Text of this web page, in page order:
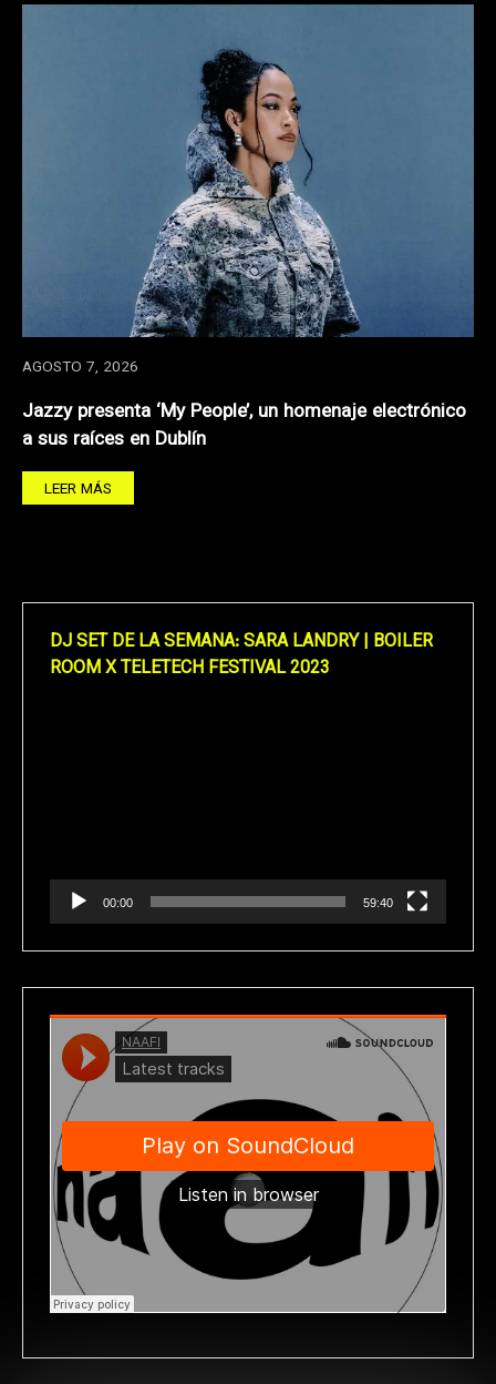
AGOSTO 7, 2026
Jazzy presenta ‘My People’, un homenaje electrónico
a sus raíces en Dublín
LEER MÁS
DJ SET DE LA SEMANA: SARA LANDRY | BOILER
ROOM X TELETECH FESTIVAL 2023
00:00 59:40